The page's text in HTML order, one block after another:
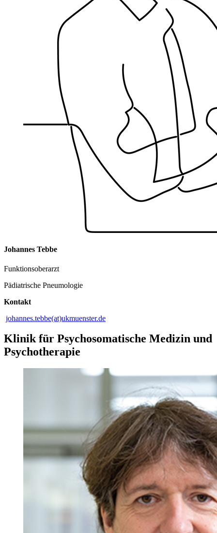
Johannes Tebbe
Funktionsoberarzt
Pädiatrische Pneumologie
Kontakt
johannes.tebbe(at)ukmuenster.de
Klinik für Psychosomatische Medizin und
Psychotherapie